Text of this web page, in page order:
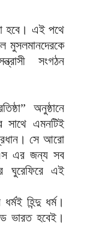
হবে। এই পথে
মুসলমানদেরকে
সংগঠন
অনুষ্ঠানে
সাথে এমনটিই
সে আরো
এর জন্য সব
ঘুরেফিরে এই
হিন্দু ধর্ম।
ভারত হবেই।